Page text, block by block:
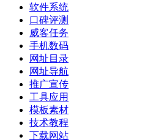
软件系统
口碑评测
威客任务
手机数码
网址目录
网址导航
推广宣传
工具应用
模板素材
技术教程
下载网站